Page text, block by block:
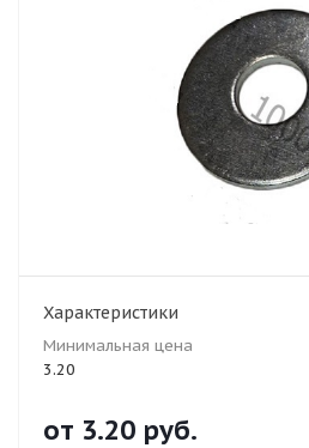
Характеристики
Минимальная цена
3.20
от 3.20 руб.